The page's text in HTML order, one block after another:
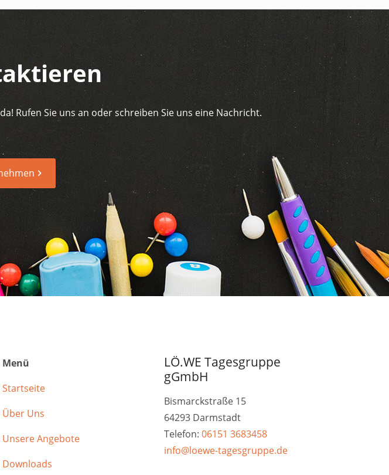
Rufen Sie uns an oder schreiben Sie uns eine Nachricht.
Menü
Startseite
Über Uns
Unsere Angebote
Downloads
LÖ.WE Tagesgruppe
gGmbH
Bismarckstraße 15
64293 Darmstadt
Telefon: 06151 3683458
info@loewe-tagesgruppe.de